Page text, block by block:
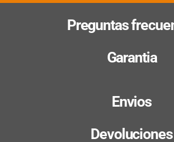
Preguntas
Garantia
Envios
Devoluciones